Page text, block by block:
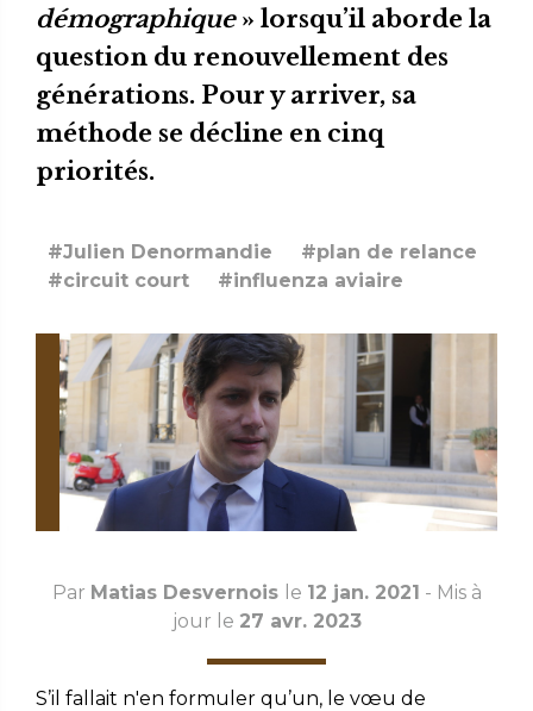
démographique» lorsqu’il aborde la
question du renouvellement des
générations. Pour y arriver, sa
méthode se décline en cinq
priorités.
#Julien Denormandie
#plan de relance
#circuit court
#influenza aviaire
Par Matias Desvernois le 12 jan. 2021 - Mis à
jour le 27 avr. 2023
S’il fallait n'en formuler qu’un, le vœu de